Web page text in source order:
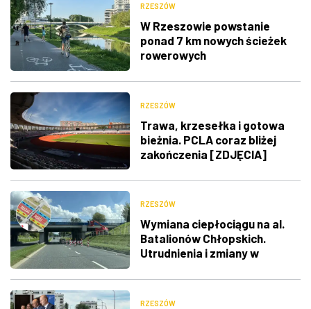
RZESZÓW
W Rzeszowie powstanie
ponad 7 km nowych ścieżek
rowerowych
RZESZÓW
Trawa, krzesełka i gotowa
bieżnia. PCLA coraz bliżej
zakończenia [ZDJĘCIA]
RZESZÓW
Wymiana ciepłociągu na al.
Batalionów Chłopskich.
Utrudnienia i zmiany w
RZESZÓW